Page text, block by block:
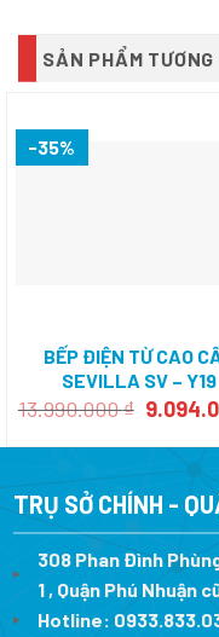
SẢN PHẨM
-35%
BẾP ĐIỆN TỪ CAO
SEVILLA SV – Y19
13.990.000₫ Giá
là:
TRỤ SỞ CHÍNH -
308 Phan Đình
1 , Quận Phú Nhuận
Hotline: